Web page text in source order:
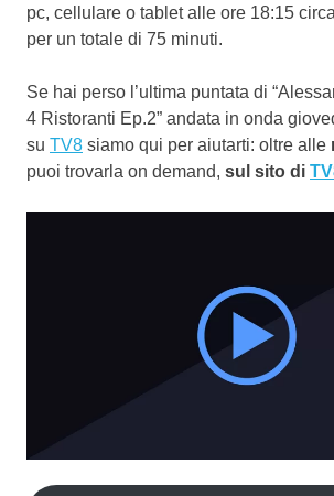
pc, cellulare o tablet alle ore 18:15
per un totale di 75 minuti.
Se hai perso l’ultima puntata di
4 Ristoranti Ep.2” andata in onda
su TV8 siamo qui per aiutarti: oltre alle
puoi trovarla on demand, sul sito di